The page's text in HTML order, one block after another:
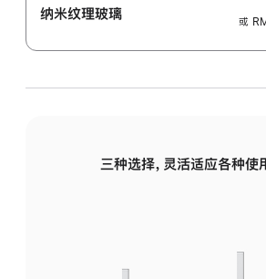
纳米纹理玻璃
或
三种选择，灵活适应各种使